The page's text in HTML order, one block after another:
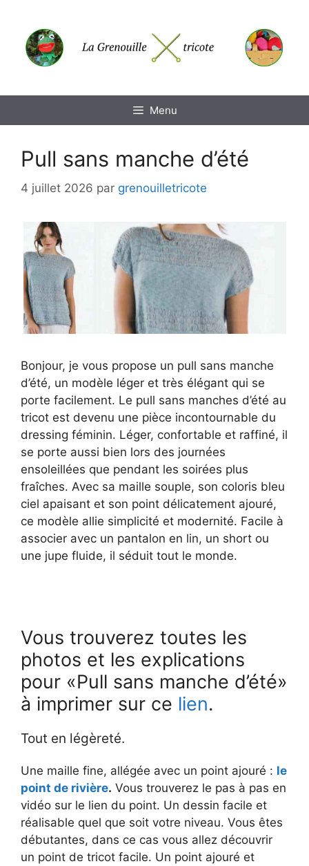
contenu
Menu
Pull sans manche d’été
4 juillet 2026 par grenouilletricote
Bonjour, je vous propose un pull sans manche
d’été, un modèle léger et très élégant qui se
porte facilement. Le pull sans manches d’été au
tricot est devenu une pièce incontournable du
dressing féminin. Léger, confortable et raffiné, il
se porte aussi bien lors des journées
ensoleillées que pendant les soirées plus
fraîches. Avec sa maille souple, son coloris bleu
ciel apaisant et son point délicatement ajouré,
ce modèle allie simplicité et modernité. Facile à
associer avec un pantalon en lin, un short ou
une jupe fluide, il séduit tout le monde.
Vous trouverez toutes les
photos et les explications
pour «Pull sans manche d’été»
à imprimer sur ce lien.
Tout en légèreté.
Une maille fine, allégée avec un point ajouré : le
point de rivière. Vous trouverez le pas à pas en
vidéo sur le lien du point. Un dessin facile et
réalisable quel que soit votre niveau. Vous êtes
débutantes, dans ce cas vous allez découvrir
un point de tricot facile. Un point ajouré et